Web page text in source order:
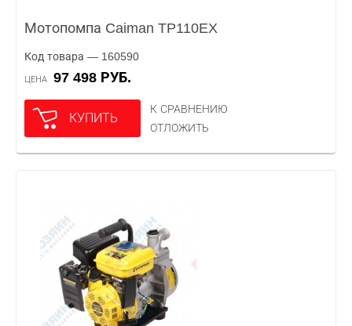
Мотопомпа Caiman TP110EX
Код товара — 160590
ЦЕНА 97 498 РУБ.
КУПИТЬ
К СРАВНЕНИЮ
ОТЛОЖИТЬ